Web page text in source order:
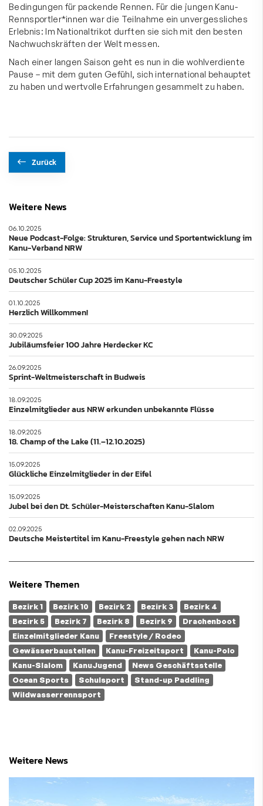
Bedingungen für packende Rennen. Für die jungen Kanu-
Rennsportler*innen war die Teilnahme ein unvergessliches
Erlebnis: Im Nationaltrikot durften sie sich mit den besten
Nachwuchskräften der Welt messen.
Nach einer langen Saison geht es nun in die wohlverdiente
Pause – mit dem guten Gefühl, sich international behauptet
zu haben und wertvolle Erfahrungen gesammelt zu haben.
Zurück
Weitere News
06.10.2025
Neue Podcast-Folge: Strukturen, Service und Sportentwicklung im
Kanu-Verband NRW
05.10.2025
Deutscher Schüler Cup 2025 im Kanu-Freestyle
01.10.2025
Herzlich Willkommen!
30.09.2025
Jubiläumsfeier 100 Jahre Herdecker KC
26.09.2025
Sprint-Weltmeisterschaft in Budweis
18.09.2025
Einzelmitglieder aus NRW erkunden unbekannte Flüsse
18.09.2025
18. Champ of the Lake (11.–12.10.2025)
15.09.2025
Glückliche Einzelmitglieder in der Eifel
15.09.2025
Jubel bei den Dt. Schüler-Meisterschaften Kanu-Slalom
02.09.2025
Deutsche Meistertitel im Kanu-Freestyle gehen nach NRW
Weitere Themen
Bezirk 1 Bezirk 10 Bezirk 2 Bezirk 3
Bezirk 4
Bezirk 5
Bezirk 7 Bezirk 8 Bezirk 9
Drachenboot
Einzelmitglieder Kanu
Freestyle / Rodeo
Gewässerbaustellen
Kanu-Freizeitsport
Kanu-Polo
Kanu-Slalom
KanuJugend
News Geschäftsstelle
Ocean Sports
Schulsport
Stand-up Paddling
Wildwasserrennsport
Weitere News